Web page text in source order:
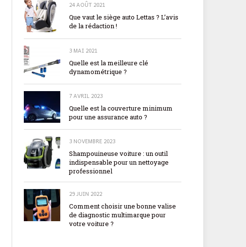
24 AOÛT 2021
Que vaut le siège auto Lettas ? L’avis
de la rédaction !
3 MAI 2021
Quelle est la meilleure clé
dynamométrique ?
7 AVRIL 2023
Quelle est la couverture minimum
pour une assurance auto ?
3 NOVEMBRE 2023
Shampouineuse voiture : un outil
indispensable pour un nettoyage
professionnel
29 JUIN 2022
Comment choisir une bonne valise
de diagnostic multimarque pour
votre voiture ?